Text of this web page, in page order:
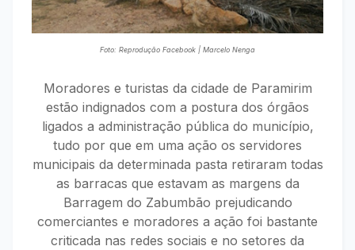
Foto: Reprodução Facebook | Marcelo Nenga
Moradores e turistas da cidade de Paramirim
estão indignados com a postura dos órgãos
ligados a administração pública do município,
tudo por que em uma ação os servidores
municipais da determinada pasta retiraram todas
as barracas que estavam as margens da
Barragem do Zabumbão prejudicando
comerciantes e moradores a ação foi bastante
criticada nas redes sociais e no setores da